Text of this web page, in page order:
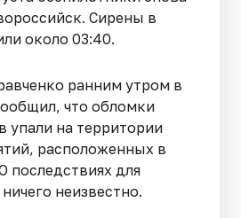
Сирены в
около 03:40.
ранним утром в
что обломки
упали на территории
расположенных в
последствиях для
неизвестно.